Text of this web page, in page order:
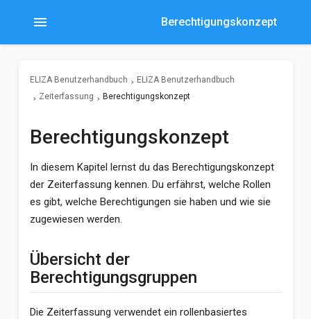
menu Berechtigungskonzept
ELIZA Benutzerhandbuch
ELIZA Benutzerhandbuch
Zeiterfassung
Berechtigungskonzept
Berechtigungskonzept
In diesem Kapitel lernst du das Berechtigungskonzept
der Zeiterfassung kennen. Du erfährst, welche Rollen
es gibt, welche Berechtigungen sie haben und wie sie
zugewiesen werden.
Übersicht der
Berechtigungsgruppen
Die Zeiterfassung verwendet ein rollenbasiertes